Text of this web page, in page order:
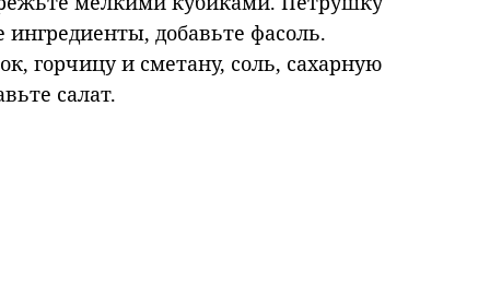
ингредиенты, добавьте фасоль.
горчицу и сметану, соль, сахарную
салат.